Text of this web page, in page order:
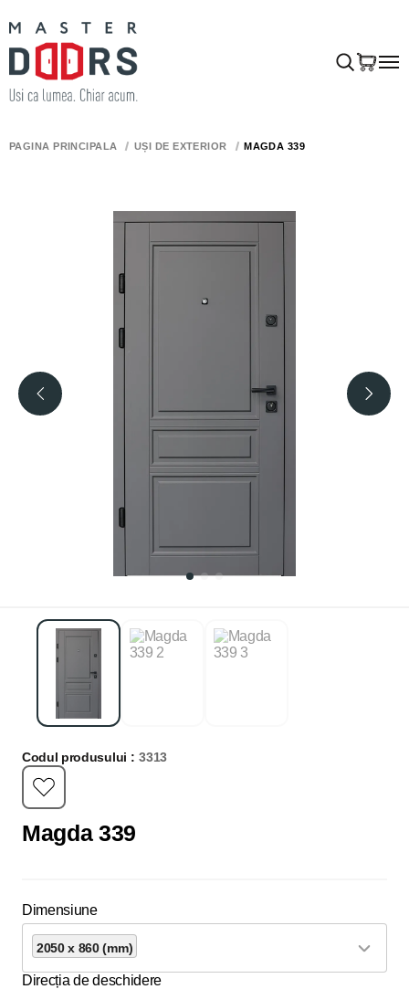
PAGINA PRINCIPALĂ UȘI DE EXTERIOR MAGDA 339
Codul produsului : 3313
Magda 339
Dimensiune
2050 x 860 (mm)
Direcția de deschidere